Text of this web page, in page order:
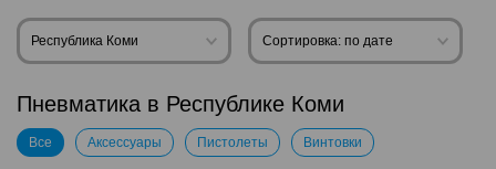
Республика Коми Сортировка: по дате
Пневматика в Республике Коми
Все Аксессуары Пистолеты Винтовки